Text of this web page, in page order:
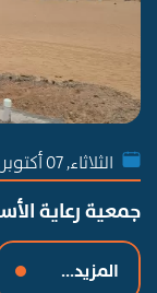
الثلاثاء, 07 أكتوبر, 2025
جمعية رعاية
المزيد...